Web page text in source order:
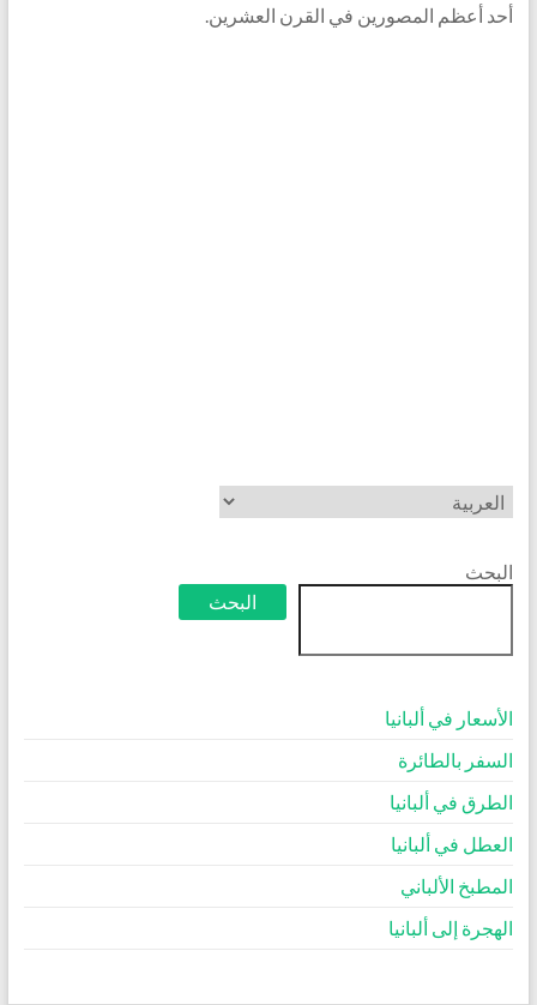
أحد أعظم المصورين في القرن العشرين.
اختر
لغة
البحث
البحث
الأسعار في ألبانيا
السفر بالطائرة
الطرق في ألبانيا
العطل في ألبانيا
المطبخ الألباني
الهجرة إلى ألبانيا